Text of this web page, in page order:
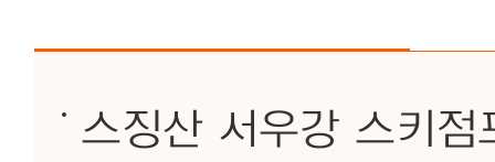
스징산 서우강 스키